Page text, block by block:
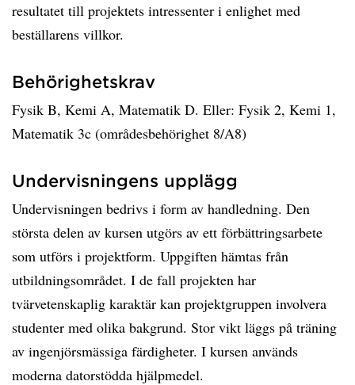
resultatet till projektets intressenter i enlighet med
beställarens villkor.
Behörighetskrav
Fysik B, Kemi A, Matematik D. Eller: Fysik 2, Kemi 1,
Matematik 3c (områdesbehörighet 8/A8)
Undervisningens upplägg
Undervisningen bedrivs i form av handledning. Den
största delen av kursen utgörs av ett förbättringsarbete
som utförs i projektform. Uppgiften hämtas från
utbildningsområdet. I de fall projekten har
tvärvetenskaplig karaktär kan projektgruppen involvera
studenter med olika bakgrund. Stor vikt läggs på träning
av ingenjörsmässiga färdigheter. I kursen används
moderna datorstödda hjälpmedel.